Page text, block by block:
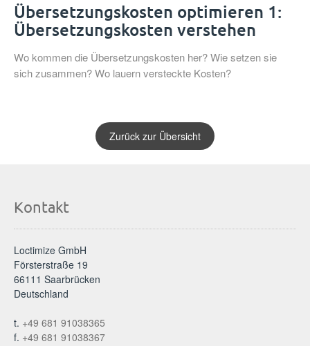
Übersetzungskosten optimieren 1:
Übersetz­ungs­­kosten verstehen
Wo kommen die Übersetzungs­kosten her? Wie setzen sie
sich zusammen? Wo lauern versteckte Kosten?
Zurück zur Übersicht
Kontakt
Loctimize GmbH
Försterstraße 19
66111 Saarbrücken
Deutschland
t. +49 681 91038365
f. +49 681 91038367